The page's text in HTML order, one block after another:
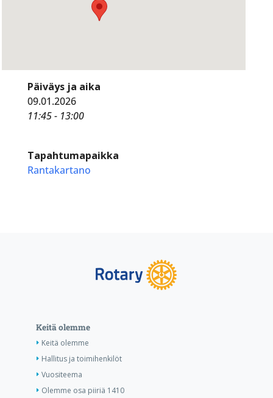
Päiväys ja aika
09.01.2026
11:45 - 13:00
Tapahtumapaikka
Rantakartano
Keitä olemme
Keitä olemme
Hallitus ja toimihenkilöt
Vuositeema
Olemme osa piiriä 1410